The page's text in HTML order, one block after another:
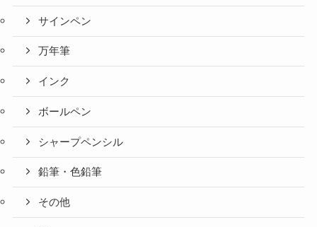
サインペン
万年筆
インク
ボールペン
シャープペンシル
鉛筆・色鉛筆
その他